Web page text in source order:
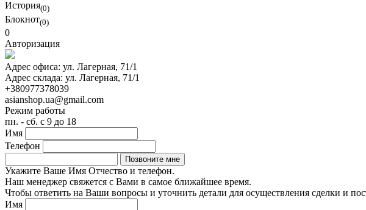
История(0)
Блокнот(0)
0
Авторизация
Адрес офиса: ул. Лагерная, 71/1
Адрес склада: ул. Лагерная, 71/1
+380977378039
asianshop.ua@gmail.com
Режим работы
пн. - сб. с 9 до 18
Имя
Телефон
Укажите Ваше Имя Отчество и телефон.
Наш менеджер свяжется с Вами в самое ближайшее время.
Чтобы ответить на Ваши вопросы и уточнить детали для осуществления сделки и
Имя